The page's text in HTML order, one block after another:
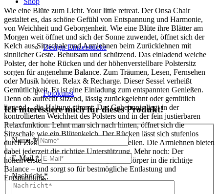
Design-Einzelstücke
Fotokunst
3D Visualisierungen
Geschenkgutscheine
Wie eine Blüte zum Licht. Your little retreat. Der Onsa Chair
gestaltet es, das schöne Gefühl von Entspannung und Harmonie,
von Weichheit und Geborgenheit. Wie eine Blüte ihre Blätter am
Morgen weit öffnet und sich der Sonne zuwendet, öffnet sich der
Kelch aus Sitzschale und Armlehnen beim Zurücklehnen mit
sinnlicher Geste. Behutsam und schützend. Das einladend weiche
Polster, der hohe Rücken und der höhenverstellbare Polstersitz
sorgen für angenehme Balance. Zum Träumen, Lesen, Fernsehen
oder Musik hören. Relax & Recharge. Dieser Sessel verheißt
Gemütlichkeit. Er ist eine Einladung zum entspannten Genießen.
Denn ob aufrecht sitzend, lässig zurückgelehnt oder gemütlich
liegend – die Haltung stimmt. Das Geheimnis liegt in der
kontrollierten Weichheit des Polsters und in der fein justierbaren
Relaxfunktion: Lehnt man sich nach hinten, öffnet sich die
Sitzschale wie ein Blütenkelch. Der Rücken lässt sich stufenlos
durch Ziehen an der Lederschlaufe verstellen. Die Armlehnen bieten
dabei jederzeit die richtige Unterstützung. Mehr noch: Der
höhenverstellbare Polstersitz bringt den Körper in die richtige
Balance – und sorgt so für bestmögliche Entlastung und
Entspannung.
Ich interessiere mich für dieses Produkt!
Name*
E-Mail*
Nachricht*